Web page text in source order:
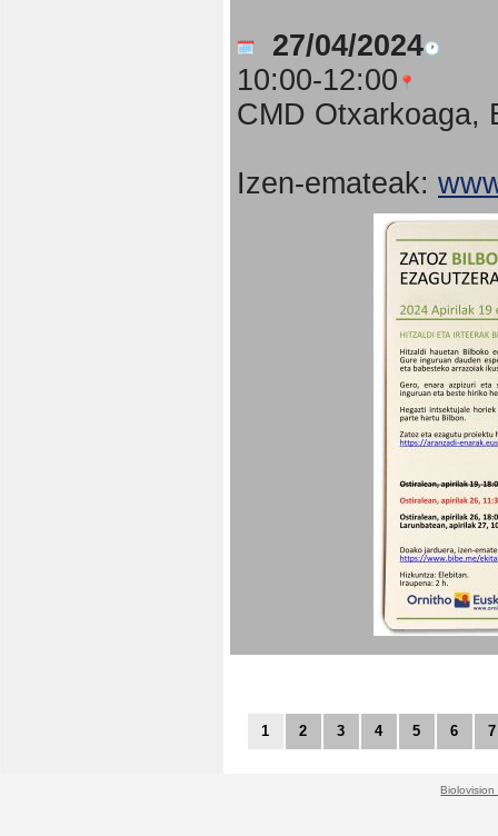
27/04/2024
10:00-12:00
CMD Otxarkoaga,
Izen-emateak:
1 2 3 4 5 6 7
Biolovision